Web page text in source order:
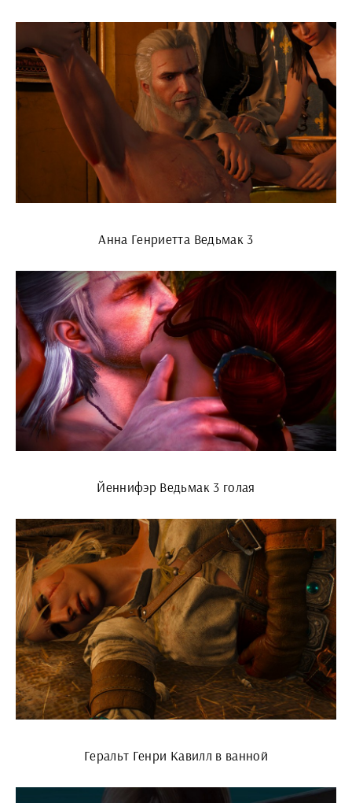
Анна Генриетта Ведьмак 3
Йеннифэр Ведьмак 3 голая
Геральт Генри Кавилл в ванной